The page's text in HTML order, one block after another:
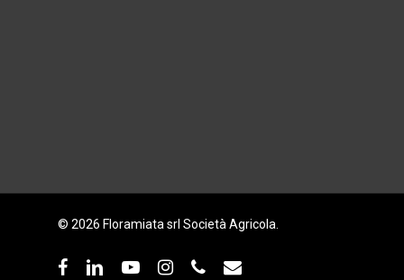
© 2026 Floramiata srl Società Agricola.
facebooklinkedinyoutubeinstagramphoneemail